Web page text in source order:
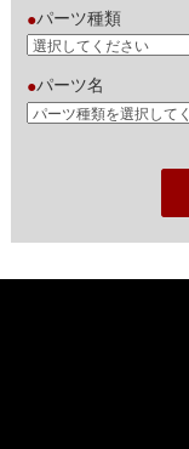
●パーツ種類
●パーツ名